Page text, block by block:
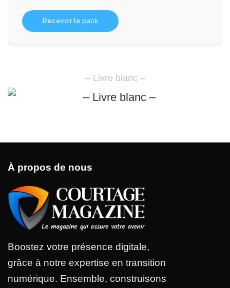
Recevoir le pack
– Livre blanc –
À propos de nous
Boostez votre présence digitale,
grâce à notre expertise en transition
numérique. Ensemble, construisons